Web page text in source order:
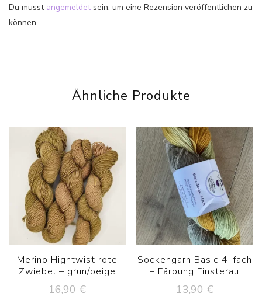
Du musst angemeldetsein, um eine Rezension veröffentlichen zu
können.
Ähnliche Produkte
Merino Hightwist rote
Zwiebel – grün/beige
16,90 €
Sockengarn Basic 4-fach
– Färbung Finsterau
13,90 €